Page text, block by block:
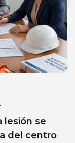
lesión se
del centro